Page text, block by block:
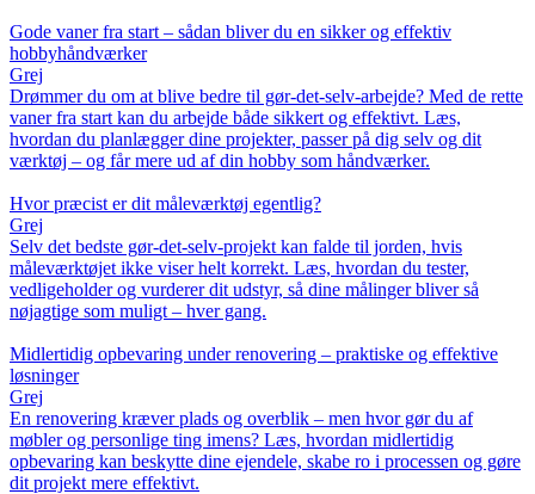
Gode vaner fra start – sådan bliver du en sikker og effektiv
hobbyhåndværker
Grej
Drømmer du om at blive bedre til gør-det-selv-arbejde? Med de rette
vaner fra start kan du arbejde både sikkert og effektivt. Læs,
hvordan du planlægger dine projekter, passer på dig selv og dit
værktøj – og får mere ud af din hobby som håndværker.
Hvor præcist er dit måleværktøj egentlig?
Grej
Selv det bedste gør-det-selv-projekt kan falde til jorden, hvis
måleværktøjet ikke viser helt korrekt. Læs, hvordan du tester,
vedligeholder og vurderer dit udstyr, så dine målinger bliver så
nøjagtige som muligt – hver gang.
Midlertidig opbevaring under renovering – praktiske og effektive
løsninger
Grej
En renovering kræver plads og overblik – men hvor gør du af
møbler og personlige ting imens? Læs, hvordan midlertidig
opbevaring kan beskytte dine ejendele, skabe ro i processen og gøre
dit projekt mere effektivt.